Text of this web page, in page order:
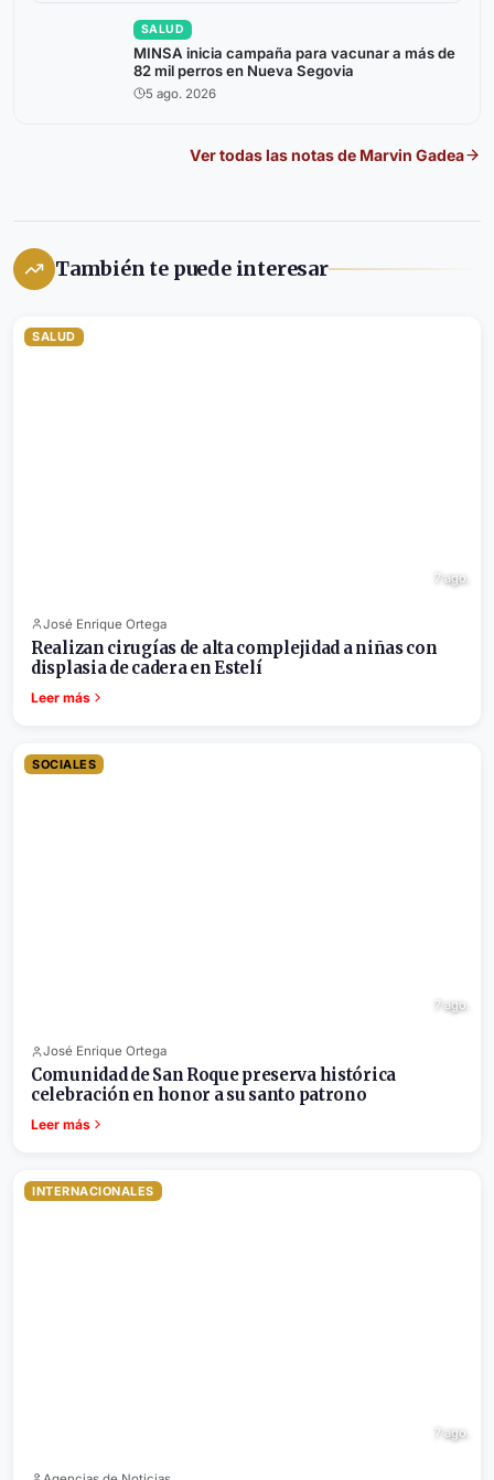
SALUD
MINSA inicia campaña para vacunar a más de
82 mil perros en Nueva Segovia
5 ago. 2026
Ver todas las notas de Marvin Gadea
También te puede interesar
SALUD
7 ago.
José Enrique Ortega
Realizan cirugías de alta complejidad a niñas con
displasia de cadera en Estelí
Leer más
SOCIALES
7 ago.
José Enrique Ortega
Comunidad de San Roque preserva histórica
celebración en honor a su santo patrono
Leer más
INTERNACIONALES
7 ago.